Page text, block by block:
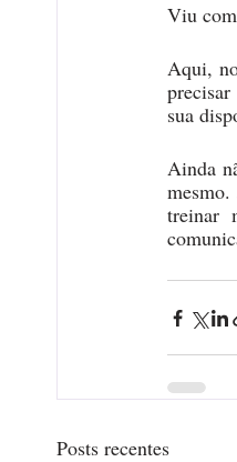
Viu
Aqui,
sua
Ainda
treinar
Posts recentes